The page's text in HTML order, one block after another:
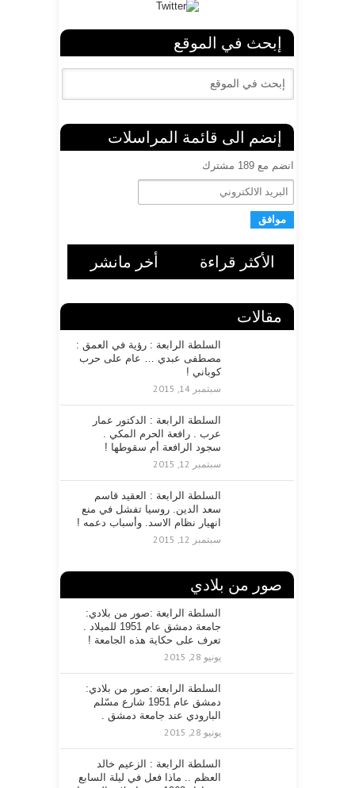
إبحث في الموقع
إنضم الى قائمة المراسلات
انضم مع 189 مشترك
ا
ب
ل
ل
الأكثر قراءة أخر مانشر
مقالات
السلطة الرابعة : رؤية في العمق :
مصطفى عبدي … عام على حرب
كوباني !
سبتمبر 14, 2015
السلطة الرابعة : الدكتور عمار
عرب . رافعة الحرم المكي .
سجود الرافعة أم سقوطها !
سبتمبر 12, 2015
السلطة الرابعة : العقيد قاسم
سعد الدين. روسيا تفشل في منع
انهيار نظام الاسد. وأسباب دعمه !
سبتمبر 12, 2015
صور من بلادي
السلطة الرابعة :صور من بلادي:
جامعة دمشق عام 1951 للميلاد .
تعرف على حكاية هذه الجامعة !
يونيو 28, 2015
السلطة الرابعة :صور من بلادي:
دمشق عام 1951 شارع مسّلم
البارودي عند جامعة دمشق .
يونيو 28, 2015
السلطة الرابعة : الزعيم خالد
العظم .. ماذا فعل في ليلة السابع